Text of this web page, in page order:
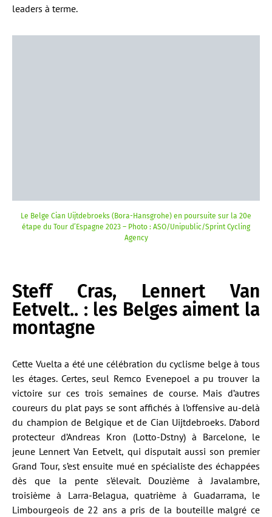
leaders à terme.
Le Belge Cian Uijtdebroeks (Bora-Hansgrohe) en poursuite sur la 20e
étape du Tour d’Espagne 2023 – Photo : ASO/Unipublic/Sprint Cycling
Agency
Steff Cras, Lennert Van
Eetvelt.. : les Belges aiment la
montagne
Cette Vuelta a été une célébration du cyclisme belge à tous
les étages. Certes, seul Remco Evenepoel a pu trouver la
victoire sur ces trois semaines de course. Mais d’autres
coureurs du plat pays se sont affichés à l’offensive au-delà
du champion de Belgique et de Cian Uijtdebroeks. D’abord
protecteur d’Andreas Kron (Lotto-Dstny) à Barcelone, le
jeune Lennert Van Eetvelt, qui disputait aussi son premier
Grand Tour, s’est ensuite mué en spécialiste des échappées
dès que la pente s’élevait. Douzième à Javalambre,
troisième à Larra-Belagua, quatrième à Guadarrama, le
Limbourgeois de 22 ans a pris de la bouteille malgré ce